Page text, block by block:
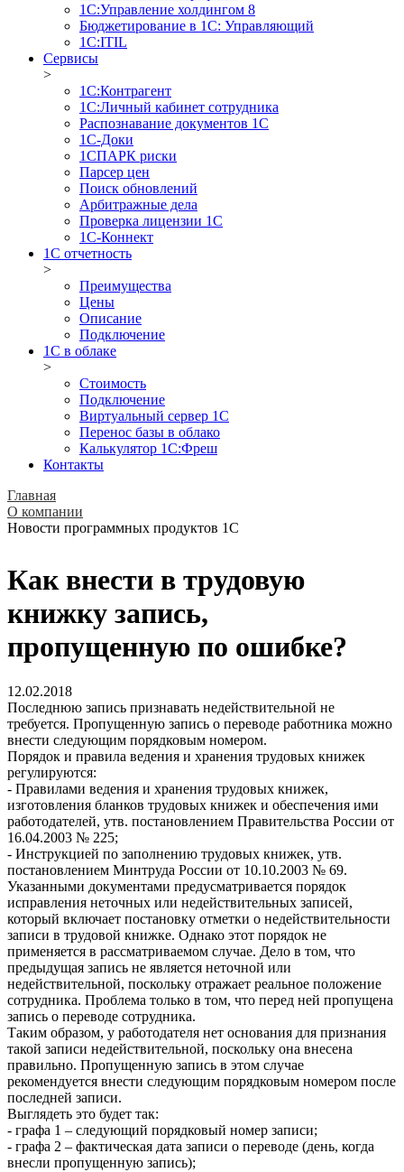
1С:Управление холдингом 8
Бюджетирование в 1С: Управляющий
1С:ITIL
Сервисы
>
1C:Контрагент
1С:Личный кабинет сотрудника
Распознавание документов 1С
1С-Доки
1CПАРК риски
Парсер цен
Поиск обновлений
Арбитражные дела
Проверка лицензии 1С
1С-Коннект
1C отчетность
>
Преимущества
Цены
Описание
Подключение
1С в облаке
>
Стоимость
Подключение
Виртуальный сервер 1С
Перенос базы в облако
Калькулятор 1С:Фреш
Контакты
Главная
О компании
Новости программных продуктов 1С
Как внести в трудовую
книжку запись,
пропущенную по ошибке?
12.02.2018
Последнюю запись признавать недействительной не
требуется. Пропущенную запись о переводе работника можно
внести следующим порядковым номером.
Порядок и правила ведения и хранения трудовых книжек
регулируются:
- Правилами ведения и хранения трудовых книжек,
изготовления бланков трудовых книжек и обеспечения ими
работодателей, утв. постановлением Правительства России от
16.04.2003 № 225;
- Инструкцией по заполнению трудовых книжек, утв.
постановлением Минтруда России от 10.10.2003 № 69.
Указанными документами предусматривается порядок
исправления неточных или недействительных записей,
который включает постановку отметки о недействительности
записи в трудовой книжке. Однако этот порядок не
применяется в рассматриваемом случае. Дело в том, что
предыдущая запись не является неточной или
недействительной, поскольку отражает реальное положение
сотрудника. Проблема только в том, что перед ней пропущена
запись о переводе сотрудника.
Таким образом, у работодателя нет основания для признания
такой записи недействительной, поскольку она внесена
правильно. Пропущенную запись в этом случае
рекомендуется внести следующим порядковым номером после
последней записи.
Выглядеть это будет так:
- графа 1 – следующий порядковый номер записи;
- графа 2 – фактическая дата записи о переводе (день, когда
внесли пропущенную запись);